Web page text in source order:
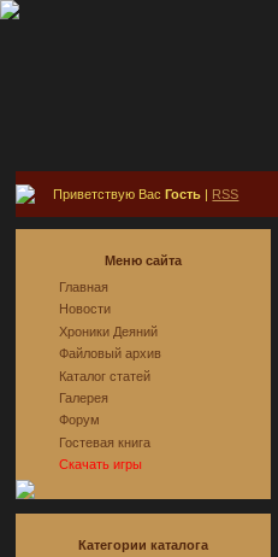
Приветствую ВасГость | RSS
Меню сайта
Главная
Новости
Хроники Деяний
Файловый архив
Каталог статей
Галерея
Форум
Гостевая книга
Скачать игры
Категории каталога